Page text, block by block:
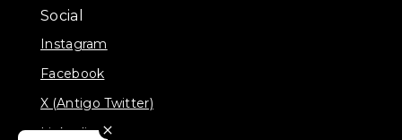
Social
Instagram
Facebook
X (Antigo Twitter)
Linkedin